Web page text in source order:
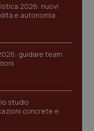
2026: nuovi
e autonomia
guidare team
studio
concrete e
YouTube
.youtube.com